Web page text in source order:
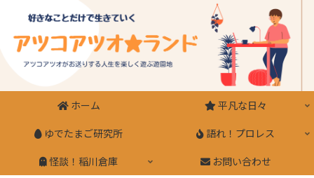
ホーム
平凡な日々
ゆでたまご研究所
語れ！プロレス
怪談！稲川倉庫
お問い合わせ